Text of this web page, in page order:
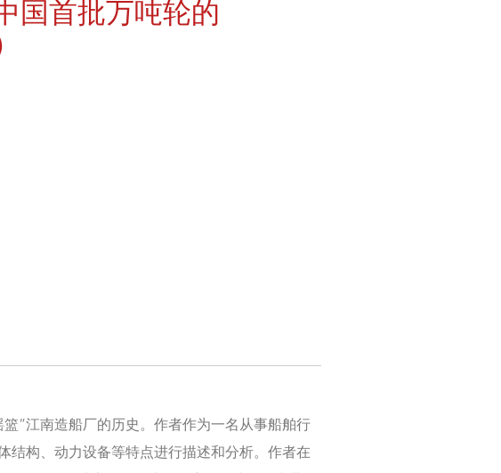
国首批万吨轮的
”江南造船厂的历史。作者作为一名从事船舶行
结构、动力设备等特点进行描述和分析。作者在